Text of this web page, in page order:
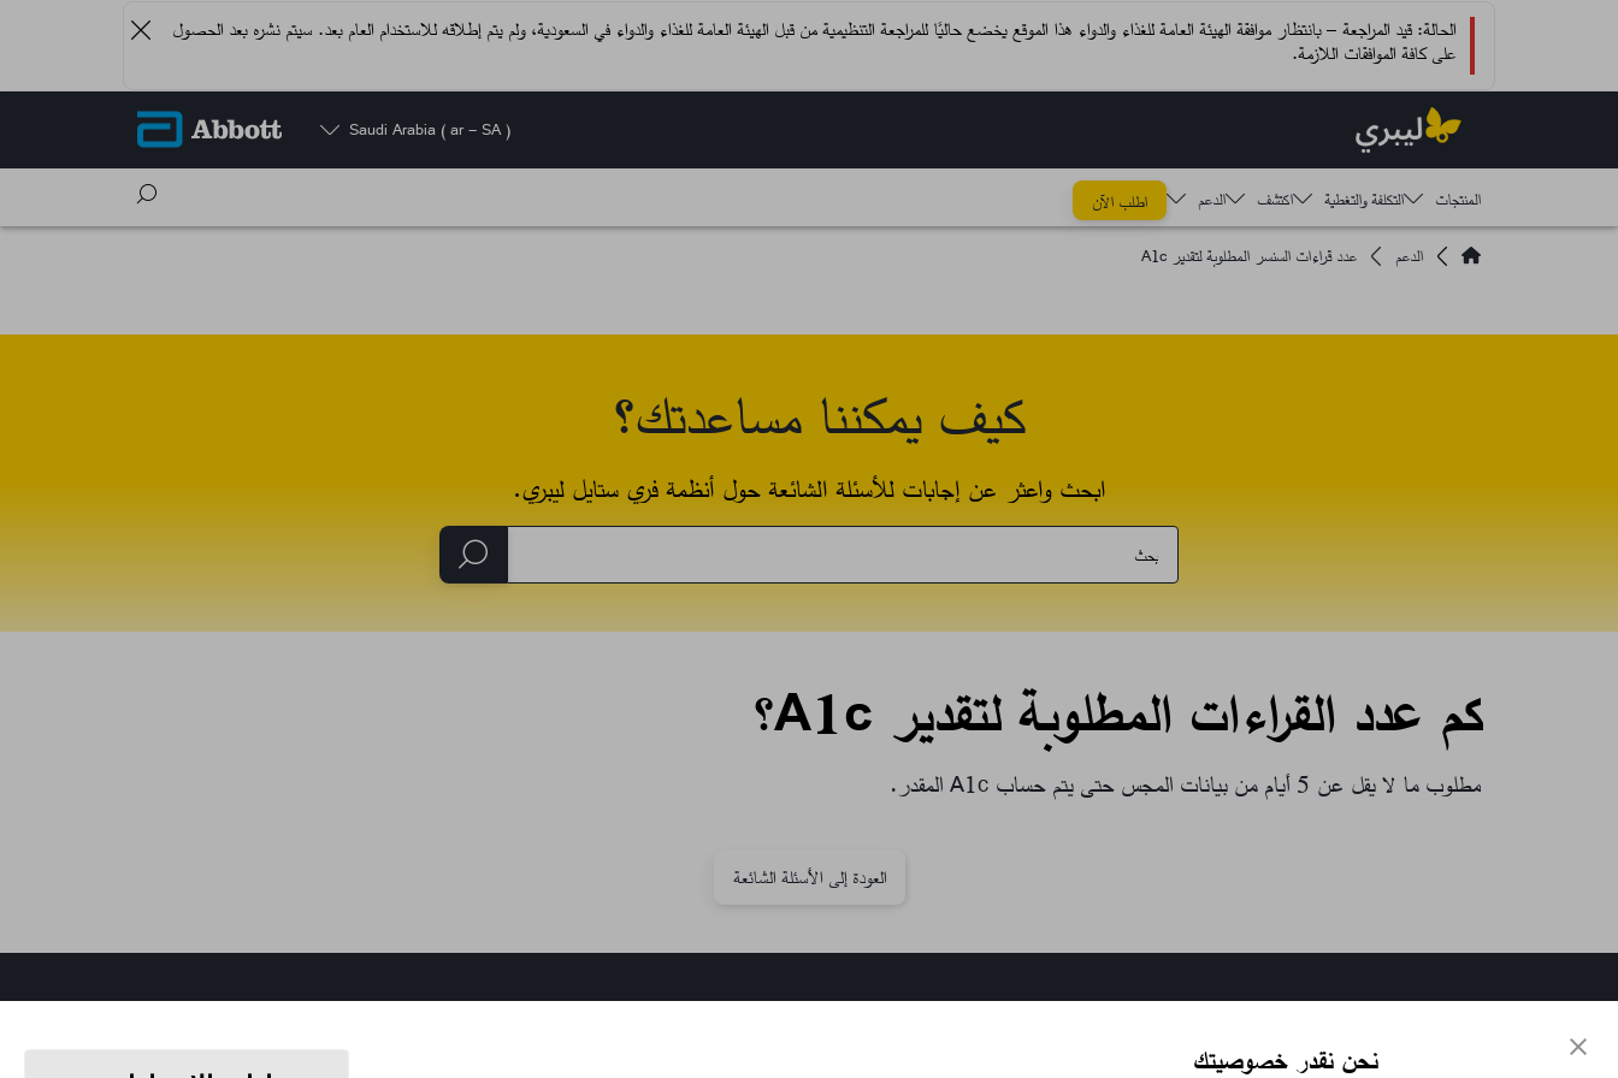
الحالة: قيد المراجعة – بانتظار موافقة الهيئة العامة للغذاء والدواء هذا الموقع يخضع حاليًا للمراجعة التنظيمية من قبل الهيئة العامة للغذاء والدواء في السعودية، ولم يتم إطلاقه للاستخدام العام بعد. سيتم نشره بعد الحصول
على كافة الموافقات اللازمة.
Saudi Arabia ( ar - SA )
المنتجات التكلفة والتغطية اكتشف​ الدعم
اطلب الآن
الدعم
عدد قراءات السنسر المطلوبة لتقدير A1c
كيف يمكننا مساعدتك؟
ابحث واعثر عن إجابات للأسئلة الشائعة حول أنظمة فري ستايل ليبري.
كم عدد القراءات المطلوبة لتقدير A1c؟
مطلوب ما لا يقل عن 5 أيام من بيانات المجس حتى يتم حساب A1c المقدر.
العودة إلى الأسئلة الشائعة
نحن نقدر خصوصيتك